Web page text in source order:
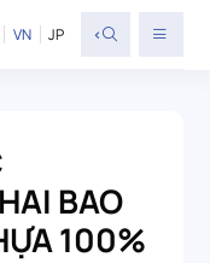
VN JP <
BAO
100%